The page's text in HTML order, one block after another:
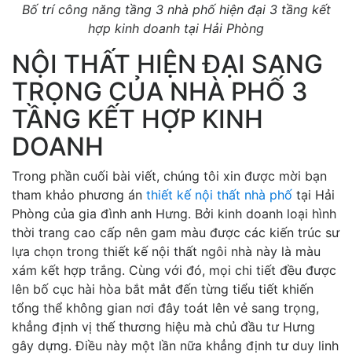
Bố trí công năng tầng 3 nhà phố hiện đại 3 tầng kết
hợp kinh doanh tại Hải Phòng
NỘI THẤT HIỆN ĐẠI SANG
TRỌNG CỦA NHÀ PHỐ 3
TẦNG KẾT HỢP KINH
DOANH
Trong phần cuối bài viết, chúng tôi xin được mời bạn
tham khảo phương án thiết kế nội thất nhà phố tại Hải
Phòng của gia đình anh Hưng. Bởi kinh doanh loại hình
thời trang cao cấp nên gam màu được các kiến trúc sư
lựa chọn trong thiết kế nội thất ngôi nhà này là màu
xám kết hợp trắng. Cùng với đó, mọi chi tiết đều được
lên bố cục hài hòa bắt mắt đến từng tiểu tiết khiến
tổng thể không gian nơi đây toát lên vẻ sang trọng,
khẳng định vị thế thương hiệu mà chủ đầu tư Hưng
gây dựng. Điều này một lần nữa khẳng định tư duy linh